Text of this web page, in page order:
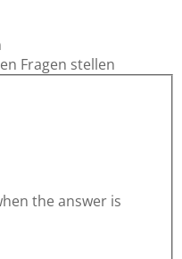
Fragen stellen
the answer is